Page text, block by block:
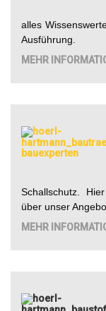
alles
Ausführung.
MEHR
Schallschutz.
über unser
MEHR